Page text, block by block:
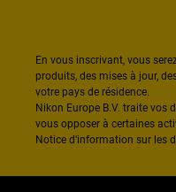
En vous inscrivant, vous
produits, des mises à jour,
votre pays de résidence.
Nikon Europe B.V. traite vos
vous opposer à certaines
Notice d'information sur les